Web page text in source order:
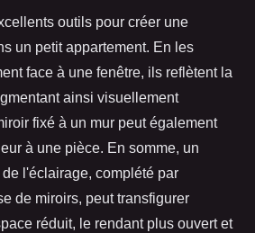
outils pour créer une
un petit appartement. En les
face à une fenêtre, ils reflètent la
ainsi visuellement
fixé à un mur peut également
à une pièce. En somme, un
l'éclairage, complété par
de miroirs, peut transfigurer
réduit, le rendant plus ouvert et